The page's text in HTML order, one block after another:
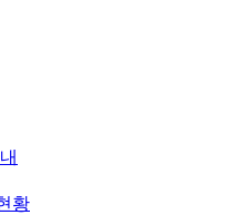
황